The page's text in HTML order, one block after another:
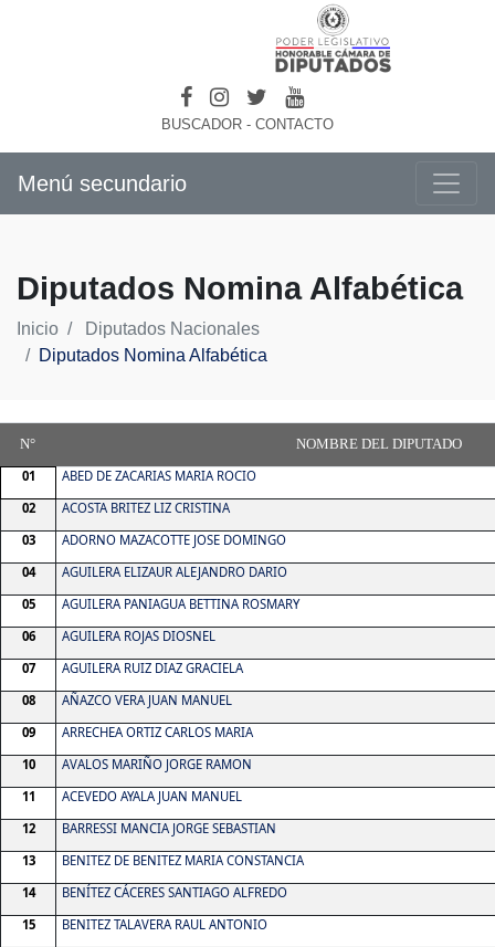
BUSCADOR - CONTACTO
Menú secundario
Diputados Nomina Alfabética
Inicio
Diputados Nacionales
Diputados Nomina Alfabética
N° NOMBRE DEL DIPUTADO
01
ABED DE ZACARIAS MARIA ROCIO
02
ACOSTA BRITEZ LIZ CRISTINA
03
ADORNO MAZACOTTE JOSE DOMINGO
04
AGUILERA ELIZAUR ALEJANDRO DARIO
05
AGUILERA PANIAGUA BETTINA ROSMARY
06
AGUILERA ROJAS DIOSNEL
07
AGUILERA RUIZ DIAZ GRACIELA
08
AÑAZCO VERA JUAN MANUEL
09
ARRECHEA ORTIZ CARLOS MARIA
10
AVALOS MARIÑO JORGE RAMON
11
ACEVEDO AYALA JUAN MANUEL
12
BARRESSI MANCIA JORGE SEBASTIAN
13
BENITEZ DE BENITEZ MARIA CONSTANCIA
14
BENÍTEZ CÁCERES SANTIAGO ALFREDO
15
BENITEZ TALAVERA RAUL ANTONIO